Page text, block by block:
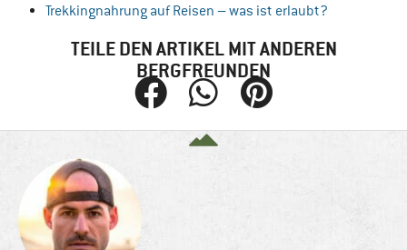
Trekkingnahrung auf Reisen – was ist erlaubt?
TEILE DEN ARTIKEL MIT ANDEREN
BERGFREUNDEN